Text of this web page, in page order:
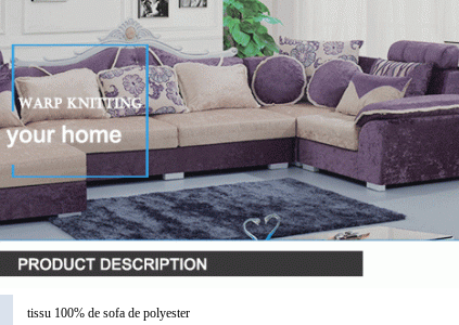
tissu 100% de sofa de polyester